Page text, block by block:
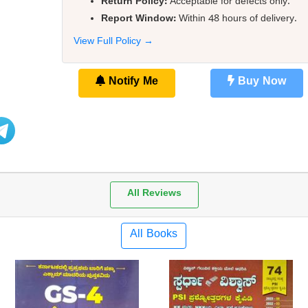
Return Policy:Acceptable for defects only.
Report Window:Within 48 hours of delivery.
View Full Policy →
Notify Me Buy Now
All Reviews
All Books